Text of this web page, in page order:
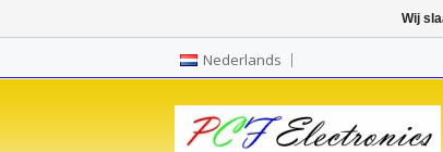
Nederlands
Wij